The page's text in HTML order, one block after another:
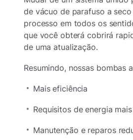
de vácuo de parafuso a
processo em todos os
que você obterá cobrirá
de uma atualização.
Resumindo, nossas bombas
Mais eficiência
Requisitos de energia
Manutenção e reparos